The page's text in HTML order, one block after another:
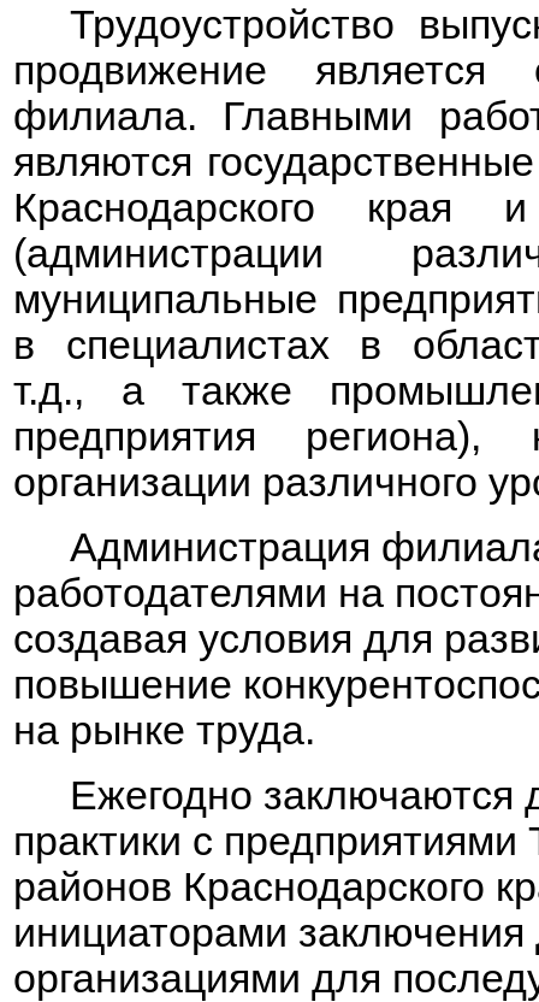
Трудоустройство
продвижение
филиала.
Главными
являются
Краснодарского края
(администрации
муниципальные
в специалистах в
т.д., а также
предприятия региона),
организации различного
Администрация
работодателями на
создавая условия для
повышение
на рынке труда.
Ежегодно заключаются
практики с
районов Краснодарского
инициаторами
организациями для